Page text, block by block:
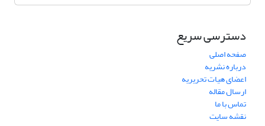
دسترسی سریع
صفحه اصلی
درباره نشریه
اعضای هیات تحریریه
ارسال مقاله
تماس با ما
نقشه سایت